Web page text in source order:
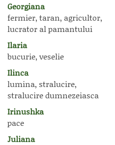
Georgiana
fermier, taran, agricultor,
lucrator al pamantului
Ilaria
bucurie, veselie
Ilinca
lumina, stralucire,
stralucire dumnezeiasca
Irinushka
pace
Juliana